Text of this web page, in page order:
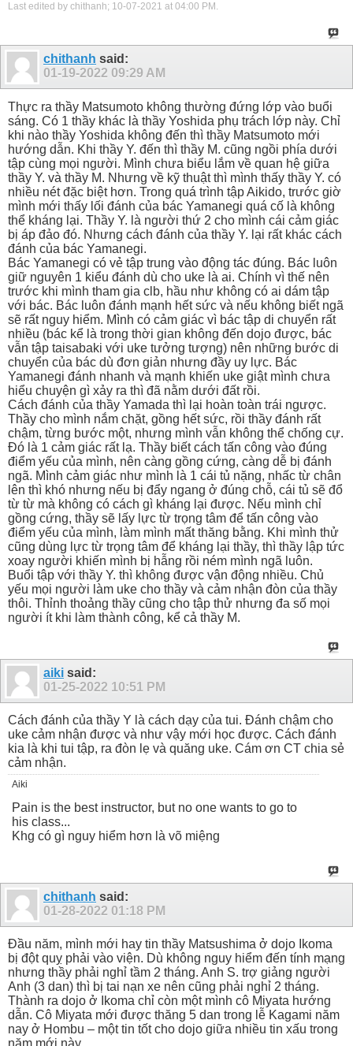
Last edited by chithanh; 10-07-2021 at 04:00 PM .
chithanh said:
01-19-2022 09:29 AM
Thực ra thầy Matsumoto không thường đứng lớp vào buổi
sáng. Có 1 thầy khác là thầy Yoshida phụ trách lớp này. Chỉ
khi nào thầy Yoshida không đến thì thầy Matsumoto mới
hướng dẫn. Khi thầy Y. đến thì thầy M. cũng ngồi phía dưới
tập cùng mọi người. Mình chưa biểu lắm về quan hệ giữa
thầy Y. và thầy M. Nhưng về kỹ thuật thì mình thấy thầy Y. có
nhiều nét đặc biệt hơn. Trong quá trình tập Aikido, trước giờ
mình mới thấy lối đánh của bác Yamanegi quá cố là không
thể kháng lại. Thầy Y. là người thứ 2 cho mình cái cảm giác
bị áp đảo đó. Nhưng cách đánh của thầy Y. lại rất khác cách
đánh của bác Yamanegi.
Bác Yamanegi có vẻ tập trung vào động tác đúng. Bác luôn
giữ nguyên 1 kiểu đánh dù cho uke là ai. Chính vì thế nên
trước khi mình tham gia clb, hầu như không có ai dám tập
với bác. Bác luôn đánh mạnh hết sức và nếu không biết ngã
sẽ rất nguy hiểm. Mình có cảm giác vì bác tập di chuyển rất
nhiều (bác kể là trong thời gian không đến dojo được, bác
vẫn tập taisabaki với uke tưởng tượng) nên những bước di
chuyển của bác dù đơn giản nhưng đầy uy lực. Bác
Yamanegi đánh nhanh và mạnh khiến uke giật mình chưa
hiểu chuyện gì xảy ra thì đã nằm dưới đất rồi.
Cách đánh của thầy Yamada thì lại hoàn toàn trái ngược.
Thầy cho mình nắm chặt, gồng hết sức, rồi thầy đánh rất
chậm, từng bước một, nhưng mình vẫn không thể chống cự.
Đó là 1 cảm giác rất lạ. Thầy biết cách tấn công vào đúng
điểm yếu của mình, nên càng gồng cứng, càng dễ bị đánh
ngã. Mình cảm giác như mình là 1 cái tủ nặng, nhấc từ chân
lên thì khó nhưng nếu bị đẩy ngang ở đúng chỗ, cái tủ sẽ đổ
từ từ mà không có cách gì kháng lại được. Nếu mình chỉ
gồng cứng, thầy sẽ lấy lực từ trọng tâm để tấn công vào
điểm yếu của mình, làm mình mất thăng bằng. Khi mình thử
cũng dùng lực từ trọng tâm để kháng lại thầy, thì thầy lập tức
xoay người khiến mình bị hẫng rồi ném mình ngã luôn.
Buổi tập với thầy Y. thì không được vận động nhiều. Chủ
yếu mọi người làm uke cho thầy và cảm nhận đòn của thầy
thôi. Thỉnh thoảng thầy cũng cho tập thử nhưng đa số mọi
người ít khi làm thành công, kể cả thầy M.
aiki said:
01-25-2022 10:51 PM
Cách đánh của thầy Y là cách dạy của tui. Đánh chậm cho
uke cảm nhận được và như vậy mới học được. Cách đánh
kia là khi tui tập, ra đòn lẹ và quăng uke. Cám ơn CT chia sẻ
cảm nhận.
Aiki
Pain is the best instructor, but no one wants to go to
his class...
Khg có gì nguy hiểm hơn là võ miệng
chithanh said:
01-28-2022 01:18 PM
Đầu năm, mình mới hay tin thầy Matsushima ở dojo Ikoma
bị đột quỵ phải vào viện. Dù không nguy hiểm đến tính mạng
nhưng thầy phải nghỉ tầm 2 tháng. Anh S. trợ giảng người
Anh (3 dan) thì bị tai nạn xe nên cũng phải nghỉ 2 tháng.
Thành ra dojo ở Ikoma chỉ còn một mình cô Miyata hướng
dẫn. Cô Miyata mới được thăng 5 dan trong lễ Kagami năm
nay ở Hombu – một tin tốt cho dojo giữa nhiều tin xấu trong